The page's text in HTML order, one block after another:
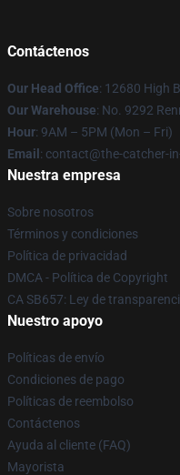
Contáctenos
Our Head Office: 12680 High
Our Warehouse: No. 9292
Hour: 9AM – 5PM (Mon – Fri)
Email : contact@the-catcher-
Nuestra empresa
Sobre nosotros
Términos y condiciones
Política de privacidad
DMCA - Política de Copyright
CA SB657: Ley de
Nuestro apoyo
Políticas de envío
Condiciones de pago
Políticas de reembolso
Contáctenos
Ayuda al cliente (FAQ)
Mayorista